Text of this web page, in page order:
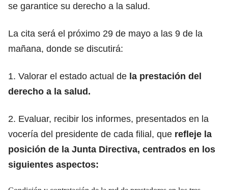
se garantice su derecho a la salud.
La cita será el próximo 29 de mayo a las 9 de la
mañana, donde se discutirá:
1. Valorar el estado actual de la prestación del
derecho a la salud.
2. Evaluar, recibir los informes, presentados en la
vocería del presidente de cada filial, que refleje la
posición de la Junta Directiva, centrados en los
siguientes aspectos: